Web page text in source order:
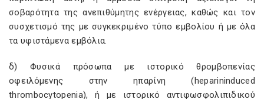
σοβαρότητα της ανεπιθύμητης ενέργειας, καθώς και τον
συσχετισμό της με συγκεκριμένο τύπο εμβολίου ή με όλα
τα υφιστάμενα εμβόλια.
δ) Φυσικά πρόσωπα με ιστορικό θρομβοπενίας
οφειλόμενης στην ηπαρίνη (heparininduced
thrombocytopenia), ή με ιστορικό αντιφωσφολιπιδικού